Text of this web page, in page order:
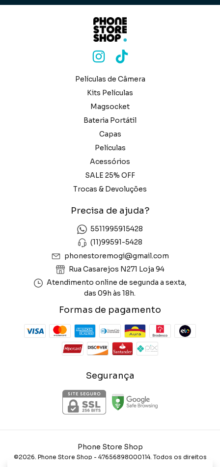
Películas de Câmera
Kits Películas
Magsocket
Bateria Portátil
Capas
Películas
Acessórios
SALE 25% OFF
Trocas & Devoluções
Precisa de ajuda?
5511995915428
(11)99591-5428
phonestoremogi@gmail.com
Rua Casarejos N271 Loja 94
Atendimento online de segunda a sexta,
das 09h às 18h.
Formas de pagamento
Segurança
Phone Store Shop
©2026. Phone Store Shop - 47656898000114. Todos os direitos